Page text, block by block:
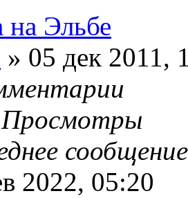
на Эльбе
» 05 дек 2011,
Просмотры
2022, 05:20